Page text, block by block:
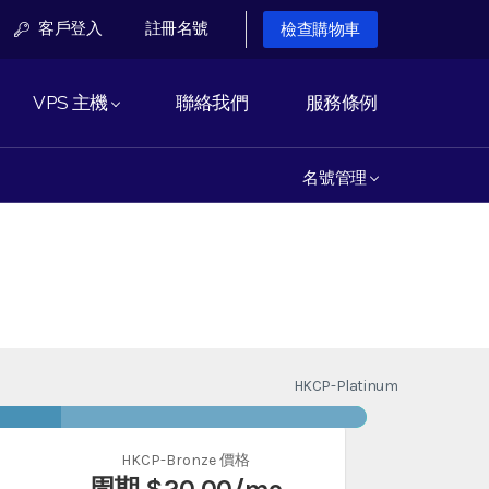
客戶登入 註冊名號 檢查購物車
VPS 主機 聯絡我們 服務條例
名號管理
HKCP-Platinum
HKCP-Bronze 價格